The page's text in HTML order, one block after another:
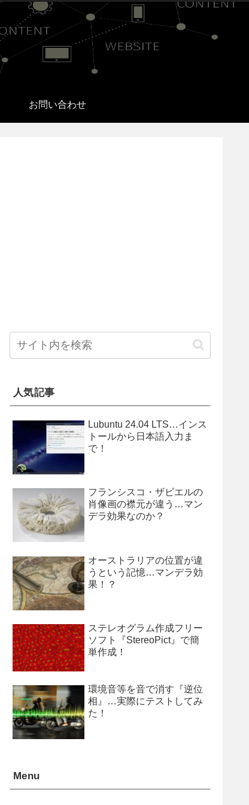
お問い合わせ
人気記事
Lubuntu 24.04 LTS…インス
トールから日本語入力ま
で！
フランシスコ・ザビエルの
肖像画の襟元が違う…マン
デラ効果なのか？
オーストラリアの位置が違
うという記憶…マンデラ効
果！？
ステレオグラム作成フリー
ソフト『StereoPict』で簡
単作成！
環境音等を音で消す『逆位
相』…実際にテストしてみ
た！
Menu